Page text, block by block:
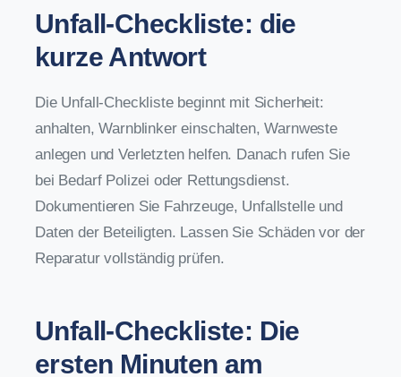
Unfall-Checkliste: die
kurze Antwort
Die Unfall-Checkliste beginnt mit Sicherheit:
anhalten, Warnblinker einschalten, Warnweste
anlegen und Verletzten helfen. Danach rufen Sie
bei Bedarf Polizei oder Rettungsdienst.
Dokumentieren Sie Fahrzeuge, Unfallstelle und
Daten der Beteiligten. Lassen Sie Schäden vor der
Reparatur vollständig prüfen.
Unfall-Checkliste: Die
ersten Minuten am